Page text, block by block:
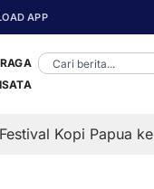
APP
ke-9 Resmi